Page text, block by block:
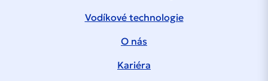
Vodíkové technologie
O nás
Kariéra